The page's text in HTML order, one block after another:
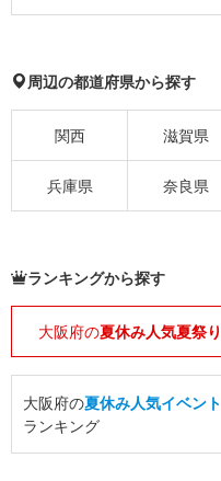
周辺の都道府県から探す
関西 滋賀県
兵庫県 奈良県
ランキングから探す
大阪府の夏休み人気夏祭り
大阪府の夏休み人気イベント
ランキング